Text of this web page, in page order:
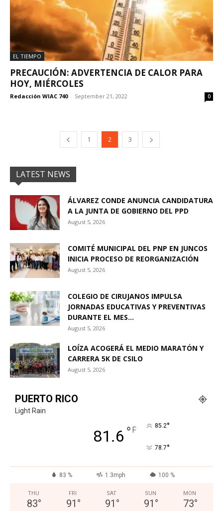
EL TIEMPO
PRECAUCIÓN: ADVERTENCIA DE CALOR PARA
HOY, MIÉRCOLES
Redacción WIAC 740 - September 21, 2022 0
1 2 3
LATEST NEWS
ÁLVAREZ CONDE ANUNCIA CANDIDATURA
A LA JUNTA DE GOBIERNO DEL PPD
August 5, 2026
COMITÉ MUNICIPAL DEL PNP EN JUNCOS
INICIA PROCESO DE REORGANIZACIÓN
August 5, 2026
COLEGIO DE CIRUJANOS IMPULSA
JORNADAS EDUCATIVAS Y PREVENTIVAS
DURANTE EL MES...
August 5, 2026
LOÍZA ACOGERÁ EL MEDIO MARATÓN Y
CARRERA 5K DE CSILO
August 5, 2026
PUERTO RICO
Light Rain
81.6 ° F 85.2°
78.7°
83 % 1.3mph 100 %
THU
83°
FRI
91 °
SAT
91 °
SUN
91 °
MON
73°